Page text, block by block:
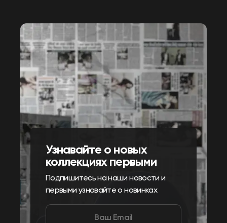
Узнавайте о новых
коллекциях первыми
Подпишитесь на наши новости и
первыми узнавайте о новинках